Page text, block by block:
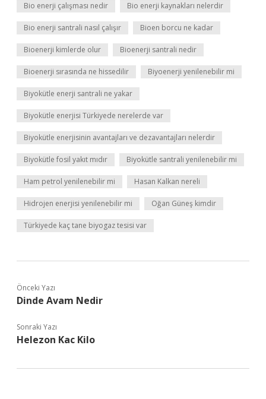
Bio enerji çalışması nedir Bio enerji kaynakları nelerdir
Bio enerji santrali nasıl çalışır Bioen borcu ne kadar
Bioenerji kimlerde olur Bioenerji santrali nedir
Bioenerji sırasında ne hissedilir Biyoenerji yenilenebilir mi
Biyokütle enerji santrali ne yakar
Biyokütle enerjisi Türkiyede nerelerde var
Biyokütle enerjisinin avantajları ve dezavantajları nelerdir
Biyokütle fosil yakıt mıdır Biyokütle santrali yenilenebilir mi
Ham petrol yenilenebilir mi Hasan Kalkan nereli
Hidrojen enerjisi yenilenebilir mi Oğan Güneş kimdir
Türkiyede kaç tane biyogaz tesisi var
Önceki Yazı
Dinde Avam Nedir
Sonraki Yazı
Helezon Kac Kilo